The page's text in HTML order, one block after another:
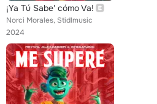
¡Ya Tú Sabe' cómo Va!
Norci Morales, Stidlmusic
2024